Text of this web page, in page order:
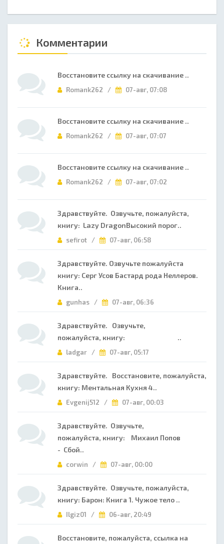
Комментарии
Восстановите ссылку на скачивание ..
Romank262 / 07-авг, 07:08
Восстановите ссылку на скачивание ..
Romank262 / 07-авг, 07:07
Восстановите ссылку на скачивание ..
Romank262 / 07-авг, 07:02
Здравствуйте. Озвучьте, пожалуйста,
книгу: Lazy DragonВысокий порог..
sefirot / 07-авг, 06:58
Здравствуйте. Озвучьте пожалуйста
книгу: Серг Усов Бастард рода Неллеров.
Книга..
gunhas / 07-авг, 06:36
Здравствуйте. Озвучьте,
пожалуйста, книгу: ..
ladgar / 07-авг, 05:17
Здравствуйте. Восстановите, пожалуйста,
книгу: Ментальная Кухня 4..
Evgenij512 / 07-авг, 00:03
Здравствуйте. Озвучьте,
пожалуйста, книгу: Михаил Попов
- Сбой..
corwin / 07-авг, 00:00
Здравствуйте. Озвучьте, пожалуйста,
книгу: Барон: Книга 1. Чужое тело ..
Ilgiz01 / 06-авг, 20:49
Восстановите, пожалуйста, ссылка на